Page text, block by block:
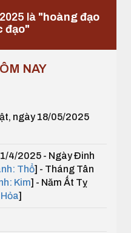
là "hoàng đạo
đạo"
NAY
ngày 18/05/2025
4/2025 - Ngày Đinh
Thổ] - Tháng Tân
Kim] - Năm Ất Tỵ
]